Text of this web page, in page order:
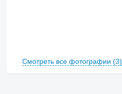
Смотреть все фотографии (3)